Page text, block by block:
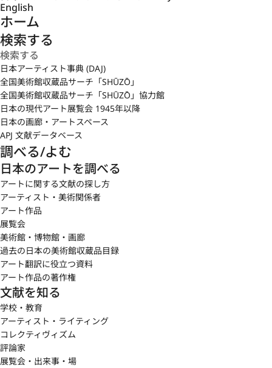
English
ホーム
検索する
日本アーティスト事典 (DAJ)
全国美術館収蔵品サーチ「SHŪZŌ」
全国美術館収蔵品サーチ「SHŪZŌ」協力館
日本の現代アート展覧会 1945年以降
日本の画廊・アートスペース
APJ 文献データベース
調べる/よむ
日本のアートを調べる
アートに関する文献の探し方
アーティスト・美術関係者
アート作品
展覧会
美術館・博物館・画廊
過去の日本の美術館収蔵品目録
アート翻訳に役立つ資料
アート作品の著作権
文献を知る
学校・教育
アーティスト・ライティング
コレクティヴィズム
評論家
展覧会・出来事・場